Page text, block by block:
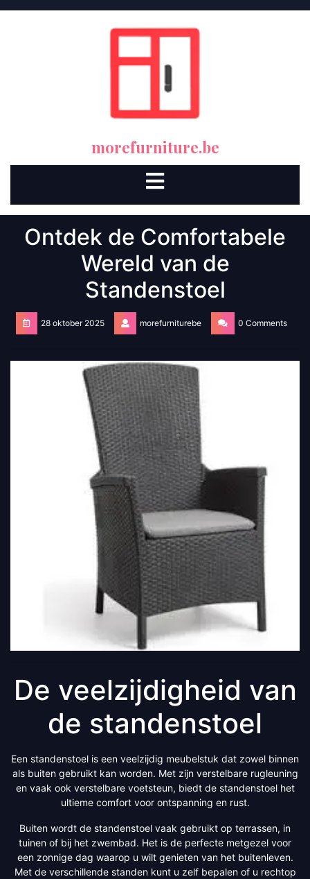
morefurniture.be
Open
Button
Ontdek de Comfortabele
Wereld van de
Standenstoel
28 oktober 2025 morefurniturebe 0 Comments
De veelzijdigheid van
de standenstoel
Een standenstoel is een veelzijdig meubelstuk dat zowel binnen
als buiten gebruikt kan worden. Met zijn verstelbare rugleuning
en vaak ook verstelbare voetsteun, biedt de standenstoel het
ultieme comfort voor ontspanning en rust.
Buiten wordt de standenstoel vaak gebruikt op terrassen, in
tuinen of bij het zwembad. Het is de perfecte metgezel voor
een zonnige dag waarop u wilt genieten van het buitenleven.
Met de verschillende standen kunt u zelf bepalen of u rechtop